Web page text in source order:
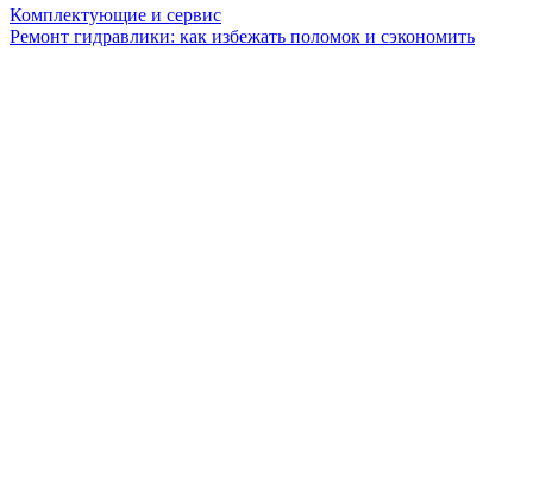
Комплектующие и сервис
Ремонт гидравлики: как избежать поломок и сэкономить